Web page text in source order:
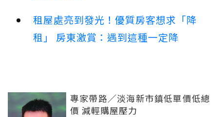
租屋處亮到發光！優質房客想求「降
租」 房東激賞：遇到這種一定降
專家帶路／淡海新市鎮低單價低總
價 減輕購屋壓力